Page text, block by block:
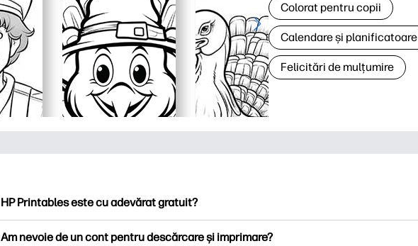
Colorat pentru copii
Calendare și planificatoare
Felicitări de mulțumire
HP Printables este cu adevărat gratuit?
Am nevoie de un cont pentru descărcare și imprimare?